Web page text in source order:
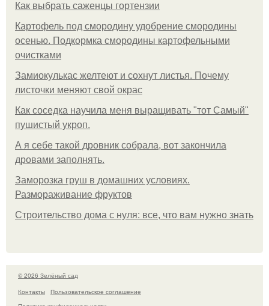
Как выбрать саженцы гортензии
Картофель под смородину удобрение смородины
осенью. Подкормка смородины картофельными
очистками
Замиокулькас желтеют и сохнут листья. Почему
листочки меняют свой окрас
Как соседка научила меня выращивать "тот Самый"
пушистый укроп.
А я себе такой дровник собрала, вот закончила
дровами заполнять.
Заморозка груш в домашних условиях.
Размораживание фруктов
Строительство дома с нуля: все, что вам нужно знать
© 2026 Зелёный сад
Контакты
Пользовательское соглашение